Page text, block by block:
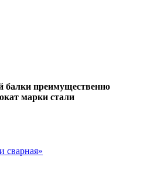
балки преимущественно
марки стали
сварная»